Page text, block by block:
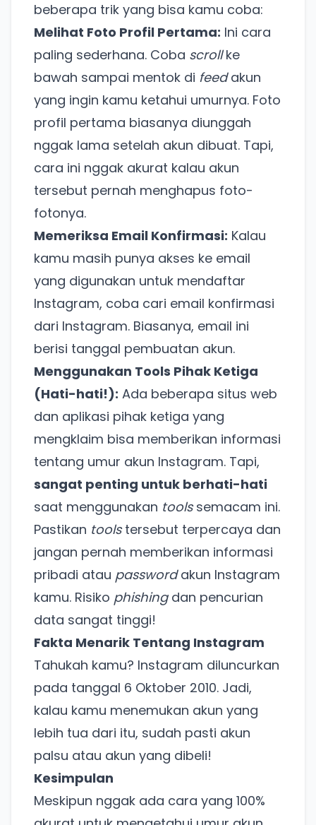
beberapa trik yang bisa kamu coba:
Melihat Foto Profil Pertama: Ini cara
paling sederhana. Coba scrollke
bawah sampai mentok di feedakun
yang ingin kamu ketahui umurnya. Foto
profil pertama biasanya diunggah
nggak lama setelah akun dibuat. Tapi,
cara ini nggak akurat kalau akun
tersebut pernah menghapus foto-
fotonya.
Memeriksa Email Konfirmasi: Kalau
kamu masih punya akses ke email
yang digunakan untuk mendaftar
Instagram, coba cari email konfirmasi
dari Instagram. Biasanya, email ini
berisi tanggal pembuatan akun.
Menggunakan Tools Pihak Ketiga
(Hati-hati!): Ada beberapa situs web
dan aplikasi pihak ketiga yang
mengklaim bisa memberikan informasi
tentang umur akun Instagram. Tapi,
sangat penting untuk berhati-hati
saat menggunakan toolssemacam ini.
Pastikan toolstersebut terpercaya dan
jangan pernah memberikan informasi
pribadi atau passwordakun Instagram
kamu. Risiko phishingdan pencurian
data sangat tinggi!
Fakta Menarik Tentang Instagram
Tahukah kamu? Instagram diluncurkan
pada tanggal 6 Oktober 2010. Jadi,
kalau kamu menemukan akun yang
lebih tua dari itu, sudah pasti akun
palsu atau akun yang dibeli!
Kesimpulan
Meskipun nggak ada cara yang 100%
Ada Website Baru!
Khusus untuk kamu yang mau coba